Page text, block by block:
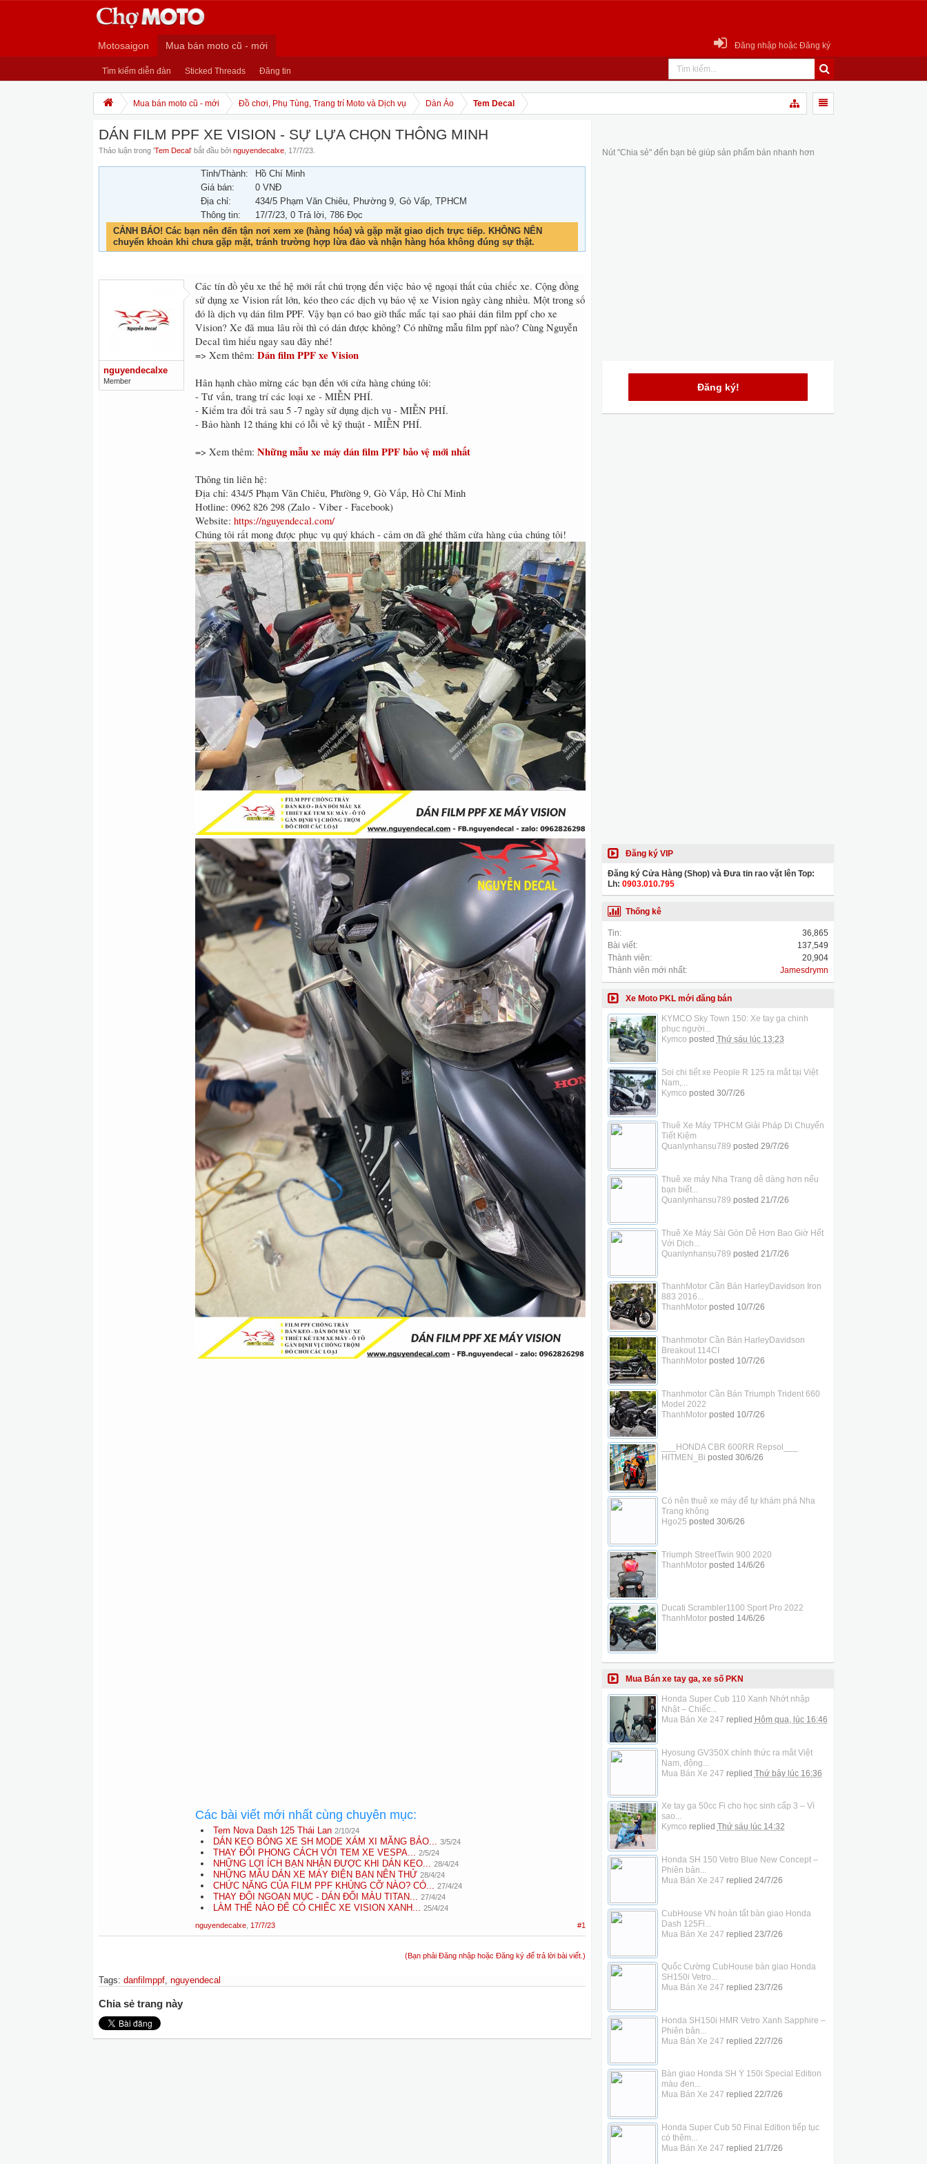
Motosaigon Mua bán moto cũ - mới
Tìm kiếm diễn đàn Sticked Threads Đăng tin
Đăng nhập hoặc Đăng ký
Mua bán moto cũ - mới Đồ chơi, Phụ Tùng, Trang trí Moto và Dịch vụ Dàn Áo Tem Decal
DÁN FILM PPF XE VISION - SỰ LỰA CHỌN THÔNG MINH
Thảo luận trong 'Tem Decal' bắt đầu bởi nguyendecalxe 17/7/23
Tỉnh/Thành:
Hồ Chí Minh
Giá bán:
0 VNĐ
Địa chỉ:
434/5 Phạm Văn Chiêu, Phường 9, Gò Vấp, TPHCM
Thông tin:
17/7/23, 0 Trả lời, 786 Đọc
CẢNH BÁO! Các bạn nên đến tận nơi xem xe (hàng hóa) và gặp mặt giao dịch trực tiếp. KHÔNG NÊN
chuyển khoản khi chưa gặp mặt, tránh trường hợp lừa đảo và nhận hàng hóa không đúng sự thật.
nguyendecalxe
Member
Các tín đồ yêu xe thế hệ mới rất chú trọng đến việc bảo vệ ngoại thất của chiếc xe. Cộng đồng
sử dụng xe Vision rất lớn, kéo theo các dịch vụ bảo vệ xe Vision ngày càng nhiều. Một trong số
đó là dịch vụ dán film PPF. Vậy bạn có bao giờ thắc mắc tại sao phải dán film ppf cho xe
Vision? Xe đã mua lâu rồi thì có dán được không? Có những mẫu film ppf nào? Cùng Nguyễn
Decal tìm hiểu ngay sau đây nhé!
=> Xem thêm: Dán film PPF xe Vision
Hân hạnh chào mừng các bạn đến với cửa hàng chúng tôi:
- Tư vấn, trang trí các loại xe - MIỄN PHÍ.
- Kiểm tra đổi trả sau 5 -7 ngày sử dụng dịch vụ - MIỄN PHÍ.
- Bảo hành 12 tháng khi có lỗi về kỹ thuật - MIỄN PHÍ.
=> Xem thêm: Những mẫu xe máy dán film PPF bảo vệ mới nhất
Thông tin liên hệ:
Địa chỉ: 434/5 Phạm Văn Chiêu, Phường 9, Gò Vấp, Hồ Chí Minh
Hotline: 0962 826 298 (Zalo - Viber - Facebook)
Website: https://nguyendecal.com/
Chúng tôi rất mong được phục vụ quý khách - cảm ơn đã ghé thăm cửa hàng của chúng tôi!
Các bài viết mới nhất cùng chuyên mục:
Tem Nova Dash 125 Thái Lan 2/10/24
DÁN KEO BÓNG XE SH MODE XÁM XI MĂNG BẢO... 3/5/24
THAY ĐỔI PHONG CÁCH VỚI TEM XE VESPA... 2/5/24
NHỮNG LỢI ÍCH BẠN NHẬN ĐƯỢC KHI DÁN KEO... 28/4/24
NHỮNG MẪU DÁN XE MÁY ĐIỆN BẠN NÊN THỬ 28/4/24
CHỨC NĂNG CỦA FILM PPF KHỦNG CỠ NÀO? CÓ... 27/4/24
THAY ĐỔI NGOẠN MỤC - DÁN ĐỔI MÀU TITAN... 27/4/24
LÀM THẾ NÀO ĐỂ CÓ CHIẾC XE VISION XANH... 25/4/24
nguyendecalxe 17/7/23 #1
(Bạn phải Đăng nhập hoặc Đăng ký để trả lời bài viết.)
Tags: danfilmppf nguyendecal
Chia sẻ trang này
Nút "Chia sẻ" đến bạn bè giúp sản phẩm bán nhanh hơn
Đăng ký!
Đăng ký VIP
Đăng ký Cửa Hàng (Shop) và Đưa tin rao vặt lên Top:
Lh: 0903.010.795
Thống kê
Tin:
36,865
Bài viết:
137,549
Thành viên:
20,904
Thành viên mới nhất:
Jamesdrymn
Xe Moto PKL mới đăng bán
KYMCO Sky Town 150: Xe tay ga chinh
phục người...
Kymco posted Thứ sáu lúc 13:23
Soi chi tiết xe People R 125 ra mắt tại Việt
Nam,...
Kymco posted 30/7/26
Thuê Xe Máy TPHCM Giải Pháp Di Chuyển
Tiết Kiệm
Quanlynhansu789 posted 29/7/26
Thuê xe máy Nha Trang dễ dàng hơn nếu
bạn biết...
Quanlynhansu789 posted 21/7/26
Thuê Xe Máy Sài Gòn Dễ Hơn Bao Giờ Hết
Với Dịch...
Quanlynhansu789 posted 21/7/26
ThanhMotor Cần Bán HarleyDavidson Iron
883 2016...
ThanhMotorposted 10/7/26
Thanhmotor Cần Bán HarleyDavidson
Breakout 114CI
ThanhMotorposted 10/7/26
Thanhmotor Cần Bán Triumph Trident 660
Model 2022
ThanhMotorposted 10/7/26
___HONDA CBR 600RR Repsol___
HITMEN_Bi posted 30/6/26
Có nên thuê xe máy để tự khám phá Nha
Trang không
Hgo25 posted 30/6/26
Triumph StreetTwin 900 2020
ThanhMotorposted 14/6/26
Ducati Scrambler1100 Sport Pro 2022
ThanhMotorposted 14/6/26
Mua Bán xe tay ga, xe số PKN
Honda Super Cub 110 Xanh Nhớt nhập
Nhật – Chiếc...
Mua Bán Xe 247 replied Hôm qua, lúc 16:46
Hyosung GV350X chính thức ra mắt Việt
Nam, động...
Mua Bán Xe 247 replied Thứ bảy lúc 16:36
Xe tay ga 50cc Fi cho học sinh cấp 3 – Vì
sao...
Kymco replied Thứ sáu lúc 14:32
Honda SH 150 Vetro Blue New Concept –
Phiên bản...
Mua Bán Xe 247 replied 24/7/26
CubHouse VN hoàn tất bàn giao Honda
Dash 125Fi...
Mua Bán Xe 247 replied 23/7/26
Quốc Cường CubHouse bàn giao Honda
SH150i Vetro...
Mua Bán Xe 247 replied 23/7/26
Honda SH150i HMR Vetro Xanh Sapphire –
Phiên bản...
Mua Bán Xe 247 replied 22/7/26
Bàn giao Honda SH Ý 150i Special Edition
màu đen...
Mua Bán Xe 247 replied 22/7/26
Honda Super Cub 50 Final Edition tiếp tục
có thêm...
Mua Bán Xe 247 replied 21/7/26